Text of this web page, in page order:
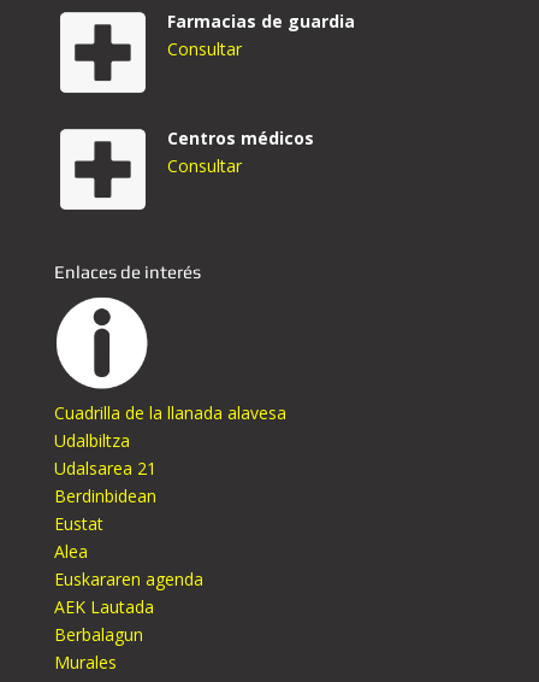
Farmacias de guardia
Consultar
Centros médicos
Consultar
Enlaces de interés
Cuadrilla de la llanada alavesa
Udalbiltza
Udalsarea 21
Berdinbidean
Eustat
Alea
Euskararen agenda
AEK Lautada
Berbalagun
Murales